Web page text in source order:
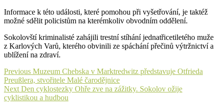
Informace k této události, které pomohou při vyšetřování, je taktéž
možné sdělit policistům na kterémkoliv obvodním oddělení.
Sokolovští kriminalisté zahájili trestní stíhání jednatřicetiletého muže
z Karlových Varů, kterého obvinili ze spáchání přečinů výtržnictví a
ublížení na zdraví.
Navigace
pro
příspěvek
Previous Previous
post:
Muzeum Chebska v Marktredwitz představuje Otfrieda
Preußlera, stvořitele Malé čarodějnice
Next Next
post:
Den cyklostezky Ohře zve na zážitky. Sokolov ožije
cyklistikou a hudbou